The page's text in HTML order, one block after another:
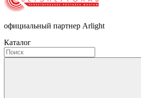
официальный партнер Arlight
Каталог